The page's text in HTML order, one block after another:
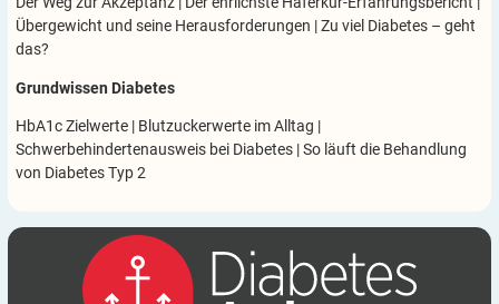
Übergewicht und seine Herausforderungen |Zu viel Diabetes – geht
das?
Grundwissen Diabetes
HbA1c Zielwerte | Blutzuckerwerte im Alltag |
Schwerbehindertenausweis bei Diabetes |So läuft die Behandlung
von Diabetes Typ 2